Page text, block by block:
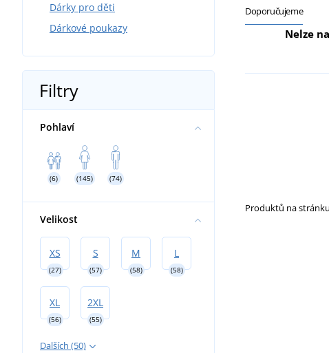
Sety do domácnosti
Dárky pro děti
Dárkové poukazy
Filtry
Pohlaví
(6) (145) (74)
Velikost
XS
(27)
S
(57)
M
(58)
L
(58)
XL
(56)
2XL
(55)
Dalších (50)
Doporučujeme
Nelze
Produktů na stránku